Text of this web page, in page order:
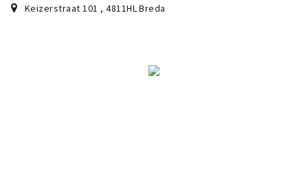
Keizerstraat 101 ,4811HLBreda